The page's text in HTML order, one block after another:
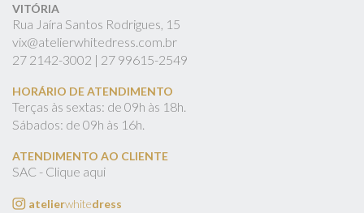
VITÓRIA
Rua Jaíra Santos Rodrigues, 15
vix@atelierwhitedress.com.br
27 2142-3002 | 27 99615-2549
HORÁRIO DE ATENDIMENTO
Terças às sextas: de 09h às 18h.
Sábados: de 09h às 16h.
ATENDIMENTO AO CLIENTE
SAC - Clique aqui
atelierwhitedress